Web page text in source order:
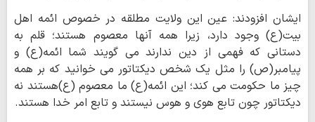
ایشان افزودند: عین این ولایت مطلقه در خصوص ائمه اهل
بیت(ع) وجود دارد، زیرا همه آنها معصوم هستند؛ قلم به
دستانی که فهمی از دین ندارند می گویند شما ائمه(ع) و
پیامبر(ص) را مثل یک شخص دیکتاتور می خوانید که بر همه
چیز ما حکومت می کند؛ این ائمه(ع) ما معصوم (ع)هستند نه
دیکتاتور چون تابع هوی و هوس نیستند و تابع امر خدا هستند.